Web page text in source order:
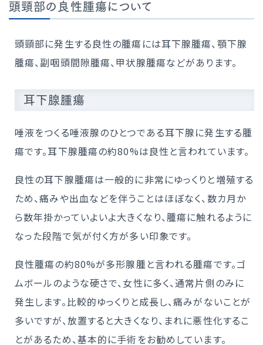
頭頸部の良性腫瘍について
頭頸部に発生する良性の腫瘍には耳下腺腫瘍、顎下腺
腫瘍、副咽頭間隙腫瘍、甲状腺腫瘍などがあります。
耳下腺腫瘍
唾液をつくる唾液腺のひとつである耳下腺に発生する腫
瘍です。耳下腺腫瘍の約80%は良性と言われています。
良性の耳下腺腫瘍は一般的に非常にゆっくりと増殖する
ため、痛みや出血などを伴うことはほぼなく、数カ月か
ら数年掛かっていよいよ大きくなり、腫瘍に触れるように
なった段階で気が付く方が多い印象です。
良性腫瘍の約80%が多形腺腫と言われる腫瘍です。ゴ
ムボールのような硬さで、女性に多く、通常片側のみに
発生します。比較的ゆっくりと成長し、痛みがないことが
多いですが、放置すると大きくなり、まれに悪性化するこ
とがあるため、基本的に手術をお勧めしています。